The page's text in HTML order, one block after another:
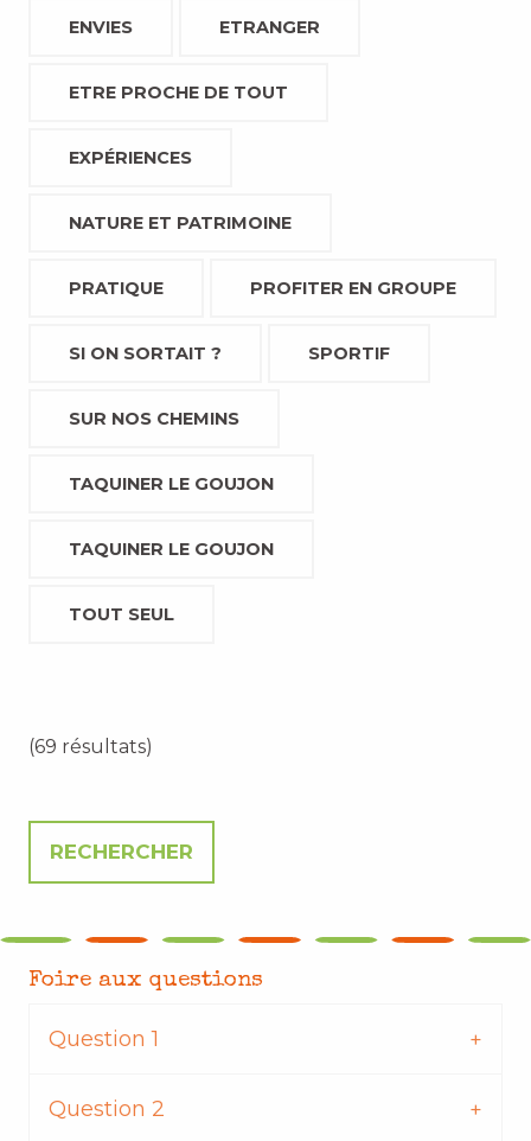
ENVIES ETRANGER
ETRE PROCHE DE TOUT
EXPÉRIENCES
NATURE ET PATRIMOINE
PRATIQUE PROFITER EN GROUPE
SI ON SORTAIT ? SPORTIF
SUR NOS CHEMINS
TAQUINER LE GOUJON
TAQUINER LE GOUJON
TOUT SEUL
(69 résultats)
Foire aux questions
Question 1
Question 2